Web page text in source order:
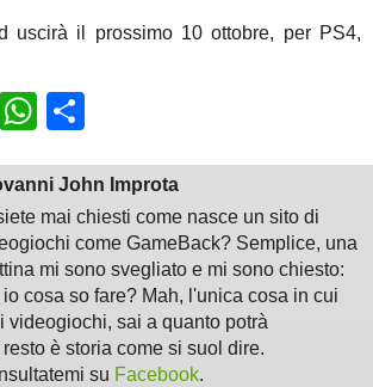
uscirà il prossimo 10 ottobre, per PS4,
Telegram
WhatsApp
John Improta
mai chiesti come nasce un sito di
come GameBack? Semplice, una
mi sono svegliato e mi sono chiesto:
io cosa so fare? Mah, l'unica cosa in cui
videogiochi, sai a quanto potrà
è storia come si suol dire.
su Facebook.